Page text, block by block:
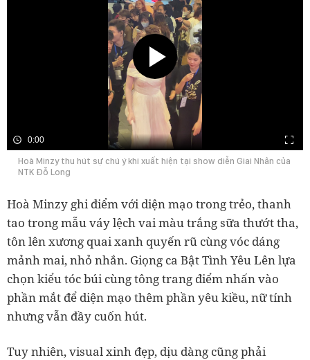
0:00
Hoà Minzy thu hút sự chú ý khi xuất hiện tại show diễn Giai Nhân của
NTK Đỗ Long
Hoà Minzy ghi điểm với diện mạo trong trẻo, thanh
tao trong mẫu váy lệch vai màu trắng sữa thướt tha,
tôn lên xương quai xanh quyến rũ cùng vóc dáng
mảnh mai, nhỏ nhắn. Giọng ca Bật Tình Yêu Lên lựa
chọn kiểu tóc búi cùng tông trang điểm nhấn vào
phần mắt để diện mạo thêm phần yêu kiều, nữ tính
nhưng vẫn đầy cuốn hút.
Tuy nhiên, visual xinh đẹp, dịu dàng cũng phải